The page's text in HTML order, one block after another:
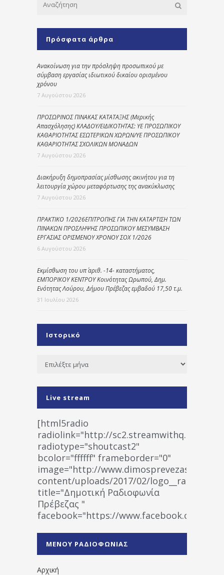
Πρόσφατα άρθρα
Ανακοίνωση για την πρόσληψη προσωπικού με
σύμβαση εργασίας ιδιωτικού δικαίου ορισμένου
χρόνου
7 Αυγούστου 2026
ΠΡΟΣΩΡΙΝΟΣ ΠΙΝΑΚΑΣ ΚΑΤΑΤΑΞΗΣ (Μερικής
Απασχόλησης) ΚΛΑΔΟΥ/ΕΙΔΙΚΟΤΗΤΑΣ: ΥΕ ΠΡΟΣΩΠΙΚΟΥ
ΚΑΘΑΡΙΟΤΗΤΑΣ ΕΣΩΤΕΡΙΚΩΝ ΧΩΡΩΝ/ΥΕ ΠΡΟΣΩΠΙΚΟΥ
ΚΑΘΑΡΙΟΤΗΤΑΣ ΣΧΟΛΙΚΩΝ ΜΟΝΑΔΩΝ
7 Αυγούστου 2026
Διακήρυξη δημοπρασίας μίσθωσης ακινήτου για τη
λειτουργία χώρου μεταφόρτωσης της ανακύκλωσης
7 Αυγούστου 2026
ΠΡΑΚΤΙΚΟ 1/2026ΕΠΙΤΡΟΠΗΣ ΓΙΑ ΤΗΝ ΚΑΤΑΡΤΙΣΗ ΤΩΝ
ΠΙΝΑΚΩΝ ΠΡΟΣΛΗΨΗΣ ΠΡΟΣΩΠΙΚΟΥ ΜΕΣΥΜΒΑΣΗ
ΕΡΓΑΣΙΑΣ ΟΡΙΣΜΕΝΟΥ ΧΡΟΝΟΥ ΣΟΧ 1/2026
6 Αυγούστου 2026
Εκμίσθωση του υπ΄ αριθ. -14- καταστήματος,
ΕΜΠΟΡΙΚΟΥ ΚΕΝΤΡΟΥ Κοινότητας Ωρωπού, Δημ.
Ενότητας Λούρου, Δήμου Πρέβεζας εμβαδού 17,50 τ.μ.
31 Ιουλίου 2026
Ιστορικό
Ιστορικό
Live stream
[html5radio
radiolink="http://
radiotype="shoutcast2"
bcolor="ffffff" frameborder="0"
image="http://www.dimosprevezas.gr/wp-
content/uploads/2017/02/
title="Δημοτική Ραδιοφωνία
Πρέβεζας "
facebook="https://www.facebook.com/
1531194763766854/" artist="" ]
ΜΕΝΟΥ ΡΑΔΙΟΦΩΝΙΑΣ
Αρχική